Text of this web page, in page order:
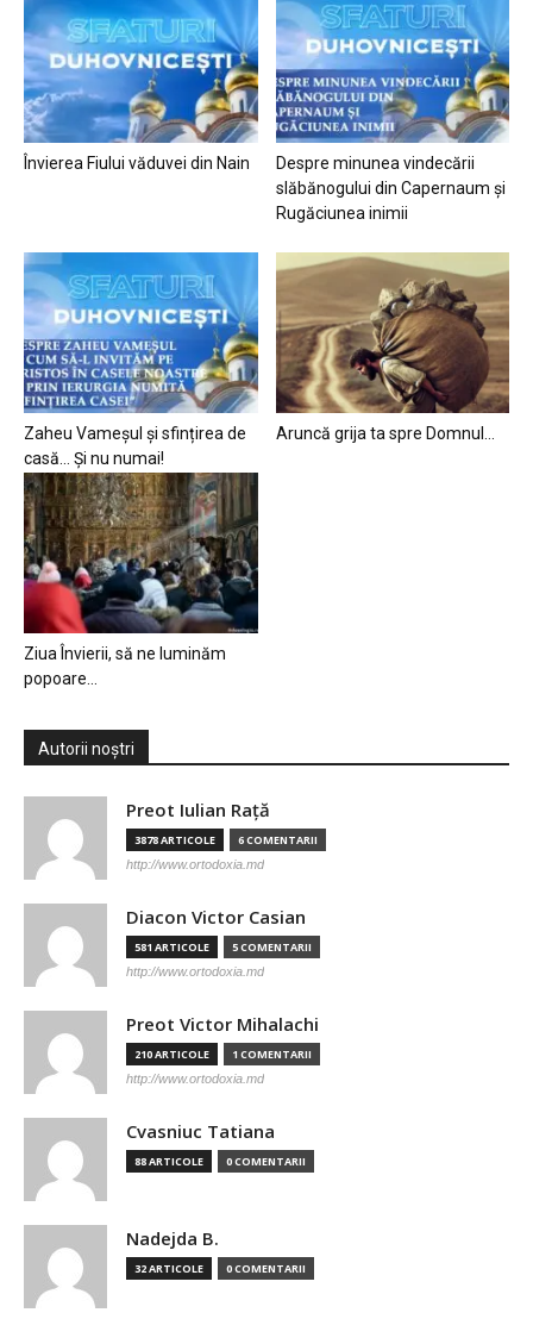
Învierea Fiului văduvei din Nain
Despre minunea vindecării
slăbănogului din Capernaum și
Rugăciunea inimii
Zaheu Vameșul și sfințirea de
casă… Și nu numai!
Aruncă grija ta spre Domnul…
Ziua Învierii, să ne luminăm
popoare…
Autorii noștri
Preot Iulian Raţă
3878 ARTICOLE 6 COMENTARII
http://www.ortodoxia.md
Diacon Victor Casian
581 ARTICOLE 5 COMENTARII
http://www.ortodoxia.md
Preot Victor Mihalachi
210 ARTICOLE 1 COMENTARII
http://www.ortodoxia.md
Cvasniuc Tatiana
88 ARTICOLE 0 COMENTARII
Nadejda B.
32 ARTICOLE 0 COMENTARII